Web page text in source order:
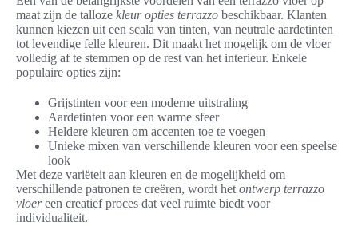
maat zijn de talloze kleur opties terrazzo beschikbaar. Klanten
kunnen kiezen uit een scala van tinten, van neutrale aardetinten
tot levendige felle kleuren. Dit maakt het mogelijk om de vloer
volledig af te stemmen op de rest van het interieur. Enkele
populaire opties zijn:
Grijstinten voor een moderne uitstraling
Aardetinten voor een warme sfeer
Heldere kleuren om accenten toe te voegen
Unieke mixen van verschillende kleuren voor een speelse
look
Met deze variëteit aan kleuren en de mogelijkheid om
verschillende patronen te creëren, wordt het ontwerp terrazzo
vloereen creatief proces dat veel ruimte biedt voor
individualiteit.